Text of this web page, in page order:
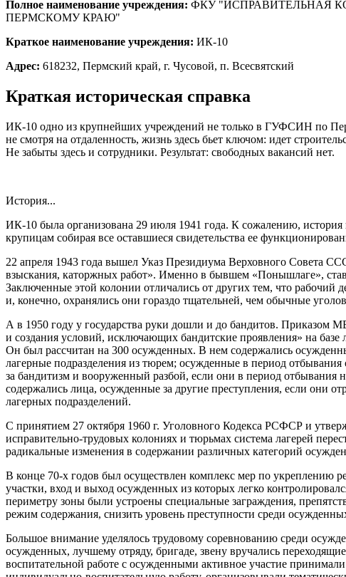
Полное наименование учреждения: ФКУ "ИСПРАВИТЕЛЬНАЯ
ПЕРМСКОМУ КРАЮ"
Краткое наименование учреждения: ИК-10
Адрес: 618232, Пермский край, г. Чусовой, п. Всесвятский
Краткая историческая справка
ИК-10 одно из крупнейших учреждений не только в ГУФСИН по
не смотря на отдаленность, жизнь здесь бьет ключом: идет
Не забыты здесь и сотрудники. Результат: свободных вакансий нет.
История...
ИК-10 была организована 29 июля 1941 года. К сожалению, история
крупицам собирая все оставшиеся свидетельства ее
22 апреля 1943 года вышел Указ Президиума Верховного Совета
взыскания, каторжных работ». Именно в бывшем «Понышлаге»,
Заключенные этой колонии отличались от других тем, что
и, конечно, охранялись они гораздо тщательней, чем обычные
А в 1950 году у государства руки дошли и до бандитов. Приказом
и создания условий, исключающих бандитские проявления» на
Он был рассчитан на 300 осужденных. В нем содержались
лагерные подразделения из тюрем; осужденные в период
за бандитизм и вооруженный разбой, если они в период отбывания
содержались лица, осужденные за другие преступления, если они
лагерных подразделений.
С принятием 27 октября 1960 г. Уголовного Кодекса РСФСР и
исправительно-трудовых колониях и тюрьмах система лагерей
радикальные изменения в содержании различных категорий
В конце 70-х годов был осуществлен комплекс мер по укреплению
участки, вход и выход осужденных из которых легко
периметру зоны были устроены специальные заграждения,
режим содержания, снизить уровень преступности среди
Большое внимание уделялось трудовому соревнованию среди
осужденных, лучшему отряду, бригаде, звену вручались
воспитательной работе с осужденными активное участие